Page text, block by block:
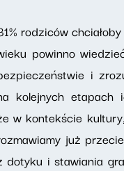
rodziców
powinno
i
kolejnych etapach
w kontekście
już
dotyku i stawiania